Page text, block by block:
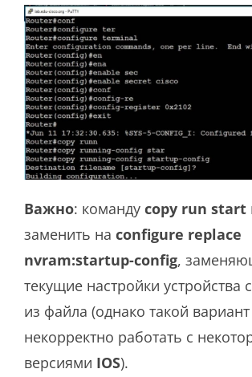
Важно: команду copy run start
заменить на configure replace
nvram:startup-config,
текущие настройки устройства
из файла (однако такой
некорректно работать с
версиями IOS).